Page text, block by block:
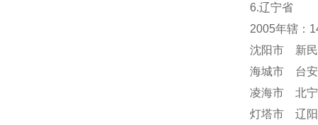
6.辽宁省
2005年辖：
沈阳市 新
海城市 台
凌海市 北
灯塔市 辽